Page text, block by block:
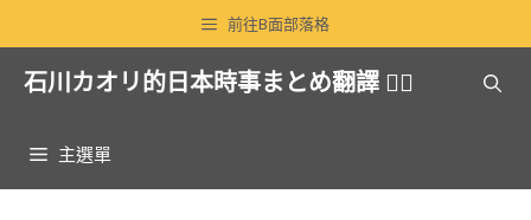
至
前往B面部落格
石川カオリ的日本時事まとめ翻譯 🏳️‍🌈
主選單